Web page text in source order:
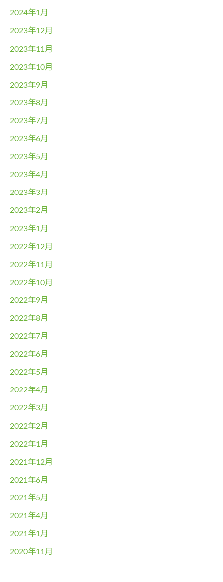
2024年1月
2023年12月
2023年11月
2023年10月
2023年9月
2023年8月
2023年7月
2023年6月
2023年5月
2023年4月
2023年3月
2023年2月
2023年1月
2022年12月
2022年11月
2022年10月
2022年9月
2022年8月
2022年7月
2022年6月
2022年5月
2022年4月
2022年3月
2022年2月
2022年1月
2021年12月
2021年6月
2021年5月
2021年4月
2021年1月
2020年11月